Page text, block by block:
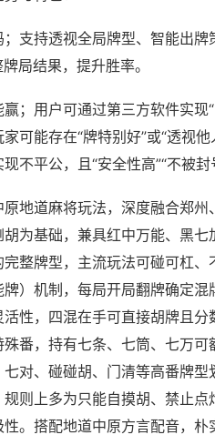
支持透视全局牌型、智能出
局结果，提升胜率。
；用户可通过第三方软件实现“
可能存在“牌特别好”或“透视
不平公，且“安全性高”“不被封
地道麻将玩法，深度融合郑
为基础，兼具红中万能、黑
整牌型，主流玩法可碰可杠
）机制，每局开局翻牌确定
性，四混在手可直接胡牌且
番，持有七条、七筒、七万
对、碰碰胡、门清等高番牌
则上多为只能自摸胡、禁止
。搭配地道中原方言配音，